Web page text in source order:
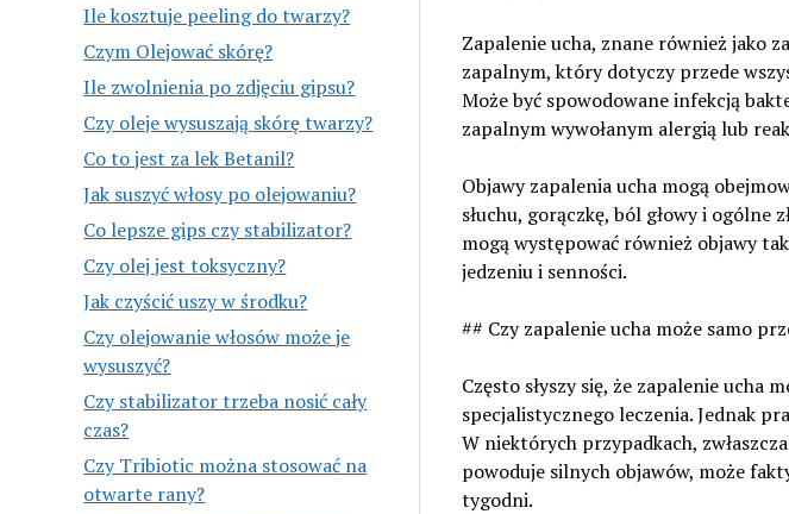
Ile kosztuje peeling do twarzy?
Czym Olejować skórę?
Ile zwolnienia po zdjęciu gipsu?
Czy oleje wysuszają skórę twarzy?
Co to jest za lek Betanil?
Jak suszyć włosy po olejowaniu?
Co lepsze gips czy stabilizator?
Czy olej jest toksyczny?
Jak czyścić uszy w środku?
Czy olejowanie włosów może je
wysuszyć?
Czy stabilizator trzeba nosić cały
czas?
Czy Tribiotic można stosować na
otwarte rany?
Zapalenie ucha, znane również jako
zapalnym, który dotyczy przede
Może być spowodowane infekcją
zapalnym wywołanym alergią lub
Objawy zapalenia ucha mogą
słuchu, gorączkę, ból głowy i ogólne
mogą występować również objawy
jedzeniu i senności.
## Czy zapalenie ucha może samo
Często słyszy się, że zapalenie ucha
specjalistycznego leczenia. Jednak
W niektórych przypadkach,
powoduje silnych objawów, może
tygodni.